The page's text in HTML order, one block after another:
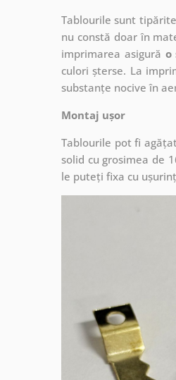
Tablourile sunt
nu constă doar în
imprimarea asigură o
culori șterse. La
substanțe nocive în
Montaj ușor
Tablourile pot fi
solid cu grosimea de
le puteți fixa cu